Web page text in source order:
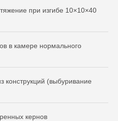
при изгибе 10×10×40
в камере нормального
конструкций (выбуривание
кернов